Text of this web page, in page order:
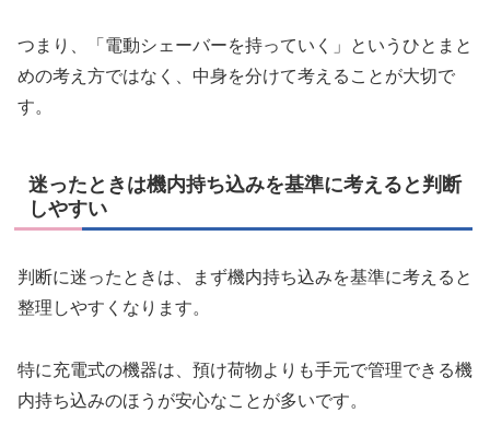
つまり、「電動シェーバーを持っていく」というひとまと
めの考え方ではなく、中身を分けて考えることが大切で
す。
迷ったときは機内持ち込みを基準に考えると判断
しやすい
判断に迷ったときは、まず機内持ち込みを基準に考えると
整理しやすくなります。
特に充電式の機器は、預け荷物よりも手元で管理できる機
内持ち込みのほうが安心なことが多いです。